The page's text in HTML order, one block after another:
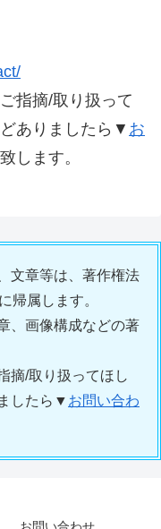
指摘/取り扱って
ありましたら▼ お
します。
文章等は、著作権法
帰属します。
、画像構成などの著
摘/取り扱ってほし
したら▼ お問い合わ
お問い合わせ